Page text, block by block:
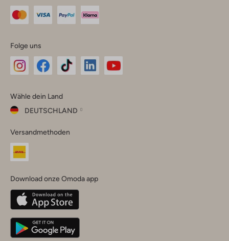
Folge uns
Instagram
Facebook
TikTok
Wähle dein Land
DEUTSCHLAND
dein
Land
Belgique(Français)
Deutschland
Versandmethoden
Download onze Omoda app